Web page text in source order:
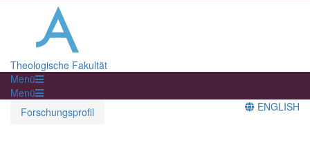
Theologische Fakultät
Menü
Menü
Forschungsprofil
ENGLISH